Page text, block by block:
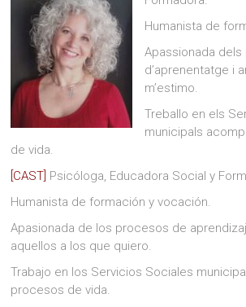
Humanista de
Apassionada
d’aprenentatge i
m’estimo.
Treballo en els
municipals
de vida.
[CAST] Psicóloga, Educadora Social y
Humanista de formación y vocación.
Apasionada de los procesos de
aquellos a los que quiero.
Trabajo en los Servicios Sociales
procesos de vida.